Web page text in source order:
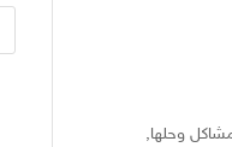
وحلها,